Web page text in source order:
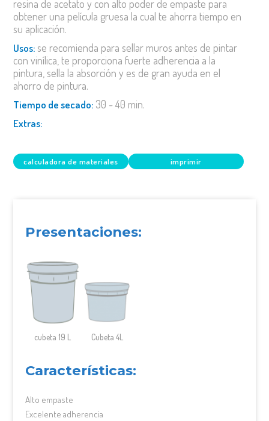
resina de acetato y con alto poder de empaste para
obtener una película gruesa la cual te ahorra tiempo en
su aplicación.
usos:se recomienda para sellar muros antes de pintar
con vinílica, te proporciona fuerte adherencia a la
pintura, sella la absorción y es de gran ayuda en el
ahorro de pintura.
tiempo de secado: 30 - 40 min.
extras:
calculadora de materiales imprimir
Presentaciones:
cubeta 19 L Cubeta 4L
Características:
Alto empaste
Excelente adherencia